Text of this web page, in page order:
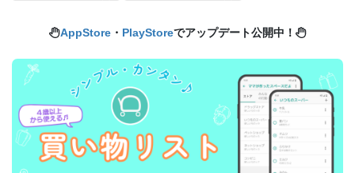
AppStore・ PlayStoreでアップデート公開中！